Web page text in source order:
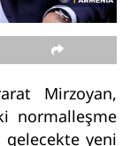
Mirzoyan,
normalleşme
yeni